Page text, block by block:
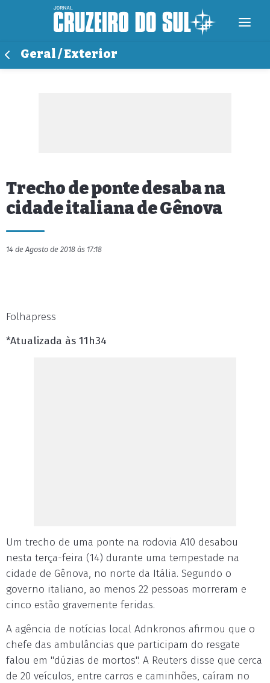
Geral / Exterior
Trecho de ponte desaba na
cidade italiana de Gênova
14 de Agosto de 2018 às 17:18
Folhapress
*Atualizada às 11h34
Um trecho de uma ponte na rodovia A10 desabou
nesta terça-feira (14) durante uma tempestade na
cidade de Gênova, no norte da Itália. Segundo o
governo italiano, ao menos 22 pessoas morreram e
cinco estão gravemente feridas.
A agência de notícias local Adnkronos afirmou que o
chefe das ambulâncias que participam do resgate
falou em "dúzias de mortos". A Reuters disse que cerca
de 20 veículos, entre carros e caminhões, caíram no